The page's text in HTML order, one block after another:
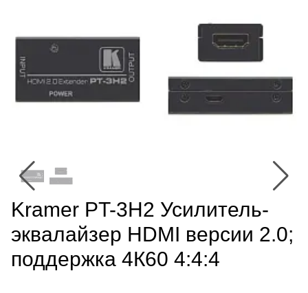
Kramer PT-3H2 Усилитель-
эквалайзер HDMI версии 2.0;
поддержка 4К60 4:4:4